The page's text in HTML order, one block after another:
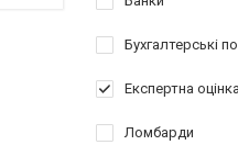
Бухгалтерські
Експертна оцінка
Ломбарди